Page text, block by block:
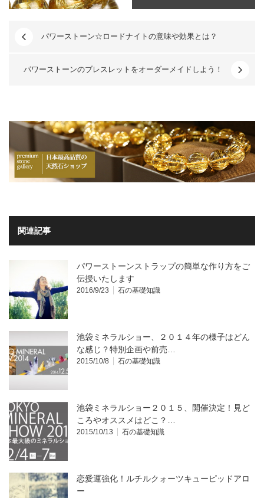
パワーストーン☆ロードナイトの意味や効果とは？
パワーストーンのブレスレットをオーダーメイドしよう！
関連記事
パワーストーンストラップの簡単な作り方をご
伝授いたします
2016/9/23 石の基礎知識
池袋ミネラルショー、２０１４年の様子はどん
な感じ？特別企画や前売…
2015/10/8 石の基礎知識
池袋ミネラルショー２０１５、開催決定！見ど
ころやオススメはどこ？…
2015/10/13 石の基礎知識
恋愛運強化！ルチルクォーツキューピッドアロ
ー